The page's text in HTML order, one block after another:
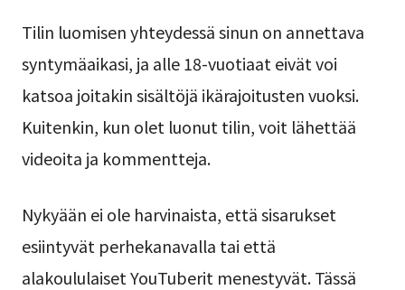
Tilin luomisen yhteydessä sinun on annettava
syntymäaikasi, ja alle 18-vuotiaat eivät voi
katsoa joitakin sisältöjä ikärajoitusten vuoksi.
Kuitenkin, kun olet luonut tilin, voit lähettää
videoita ja kommentteja.
Nykyään ei ole harvinaista, että sisarukset
esiintyvät perhekanavalla tai että
alakoululaiset YouTuberit menestyvät. Tässä